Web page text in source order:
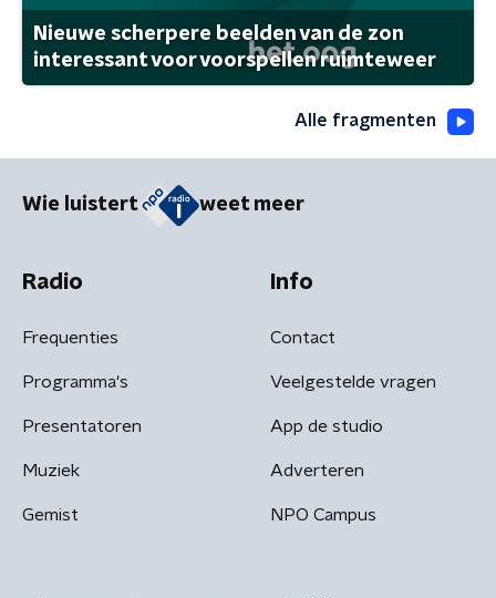
Nieuwe scherpere beelden van de zon
interessant voor voorspellen ruimteweer
Alle fragmenten
Wie luistert weet meer
Radio
Frequenties
Programma's
Presentatoren
Muziek
Gemist
Info
Contact
Veelgestelde vragen
App de studio
Adverteren
NPO Campus